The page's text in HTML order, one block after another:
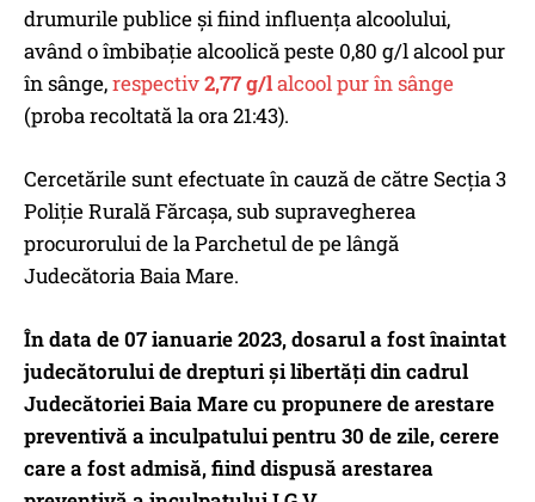
drumurile publice şi fiind influenţa alcoolului,
având o îmbibaţie alcoolică peste 0,80 g/l alcool pur
în sânge,respectiv2,77g/lalcool pur în sânge
(proba recoltată la ora 21:43).
Cercetările sunt efectuate în cauză de către Secţia 3
Poliţie Rurală Fărcaşa, sub supravegherea
procurorului de la Parchetul de pe lângă
Judecătoria Baia Mare.
În data de 07 ianuarie 2023, dosarul a fost înaintat
judecătorului de drepturi şi libertăţi din cadrul
Judecătoriei Baia Mare cu propunere de arestare
preventivă a inculpatului pentru 30 de zile, cerere
care a fost admisă, fiind dispusă arestarea